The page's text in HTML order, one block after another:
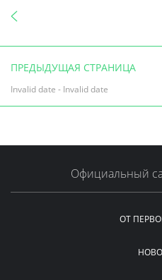
ПРЕДЫДУЩАЯ СТРАНИЦА
Invalid date - Invalid date
Официальный
ОТ